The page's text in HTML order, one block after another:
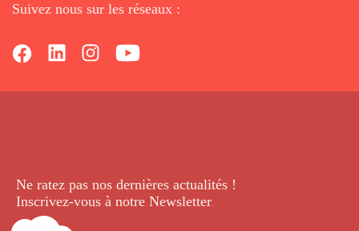
Suivez nous sur les réseaux :
Ne ratez pas nos dernières actualités !
Inscrivez-vous à notre Newsletter.